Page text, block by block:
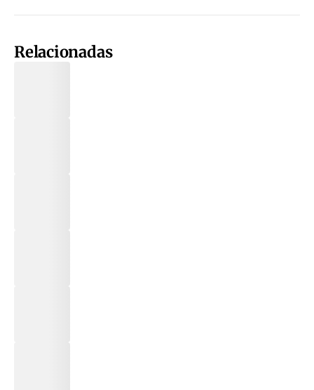
Relacionadas